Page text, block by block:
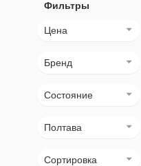
Фильтры
Цена
Бренд
Состояние
Полтава
Сортировка